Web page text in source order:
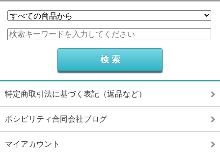
特定商取引法に基づく表記（返品など）
ポシビリティ合同会社ブログ
マイアカウント